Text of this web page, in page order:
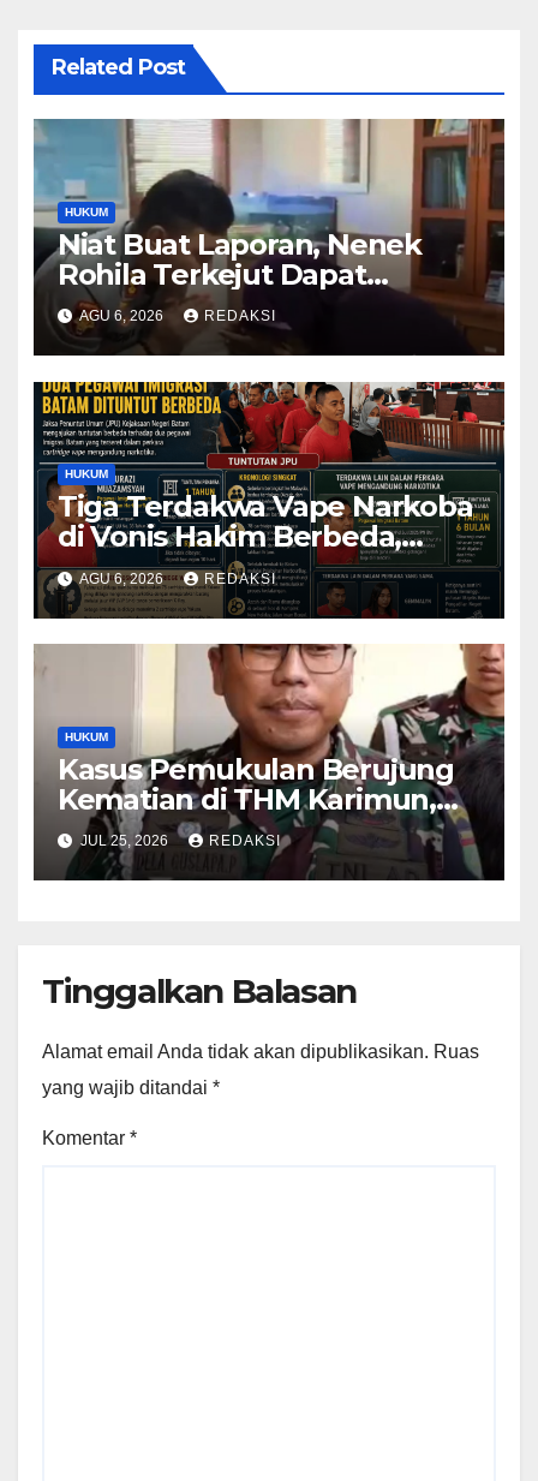
Related Post
HUKUM
Niat Buat Laporan, Nenek
Rohila Terkejut Dapat
Bantuan dari Kabid Propam
Kombes Pol Eddwi
AGU 6, 2026 REDAKSI
HUKUM
Tiga Terdakwa Vape Narkoba
di Vonis Hakim Berbeda,
Oknum Pegawai Imigrasi
Batam Paling Ringan
AGU 6, 2026 REDAKSI
HUKUM
Kasus Pemukulan Berujung
Kematian di THM Karimun,
Oknum Perwira TNI Resmi
Jadi Tersangka
JUL 25, 2026 REDAKSI
Tinggalkan Balasan
Alamat email Anda tidak akan dipublikasikan. Ruas
yang wajib ditandai *
Komentar *